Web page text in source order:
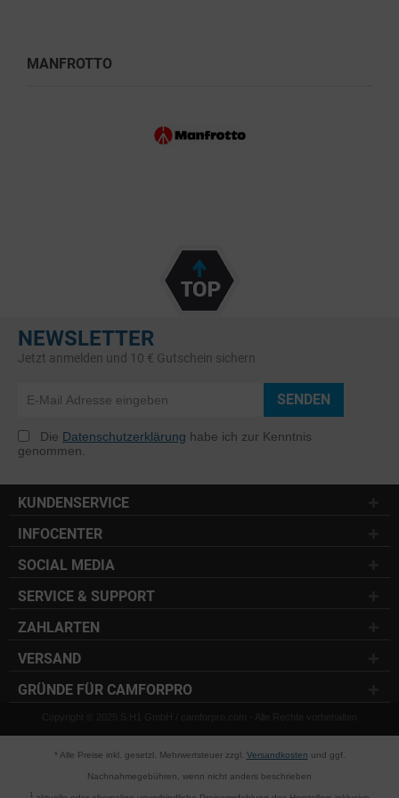
MANFROTTO
NEWSLETTER
Jetzt anmelden und 10 € Gutschein sichern
SENDEN
Die Datenschutzerklärung habe ich zur Kenntnis
genommen.
KUNDENSERVICE
INFOCENTER
SOCIAL MEDIA
SERVICE & SUPPORT
ZAHLARTEN
VERSAND
GRÜNDE FÜR CAMFORPRO
Copyright © 2025 S.H1 GmbH / camforpro.com - Alle Rechte vorbehalten
* Alle Preise inkl. gesetzl. Mehrwertsteuer zzgl. Versandkosten und ggf.
Nachnahmegebühren, wenn nicht anders beschrieben
1